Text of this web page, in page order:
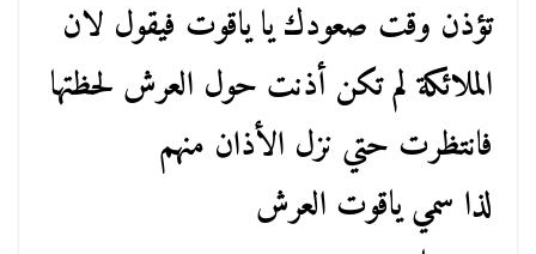
تؤذن وقت صعودك يا ياقوت فيقول لان
الملائكة لم تكن أذنت حول العرش لحظتها
فانتظرت حتي نزل الأذان منهم
لذا سمي ياقوت العرش